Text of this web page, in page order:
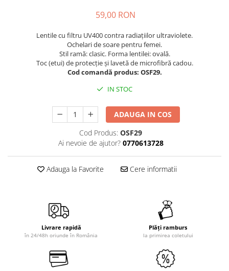
Huse de protecție
Huse de protectie pat finet
Huse de protecție scaun
Electrocasnice
Cântare electronice
Produse de cult religios
59,00 RON
Lentile cu filtru UV400 contra radiațiilor ultraviolete.
Ochelari de soare pentru femei.
Stil ramă: clasic. Forma lentilei: ovală.
Toc (etui) de protecție și lavetă de microfibră cadou.
Cod comandă produs: OSF29.
IN STOC
ADAUGA IN COS
Cod Produs: OSF29
Ai nevoie de ajutor? 0770613728
Adauga la Favorite Cere informatii
Livrare rapidă
în 24/48h oriunde în România
Plăți ramburs
la primirea coletului